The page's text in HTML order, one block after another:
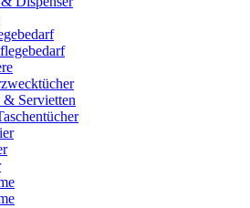
Servietten